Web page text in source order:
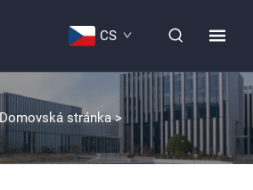
CS
Domovská stránka>